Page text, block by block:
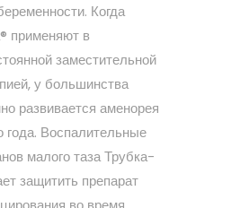
Когда
применяют в
заместительной
у большинства
развивается аменорея
года. Воспалительные
малого таза Трубка-
защитить препарат